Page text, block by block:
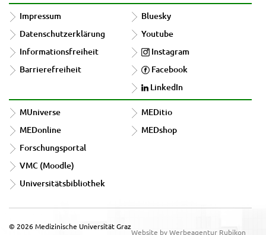
Impressum
Datenschutzerklärung
Informationsfreiheit
Barrierefreiheit
Bluesky
Youtube
Instagram
Facebook
LinkedIn
MUniverse
MEDonline
Forschungsportal
VMC (Moodle)
Universitätsbibliothek
MEDitio
MEDshop
© 2026 Medizinische Universität Graz
Website by Werbeagentur Rubikon